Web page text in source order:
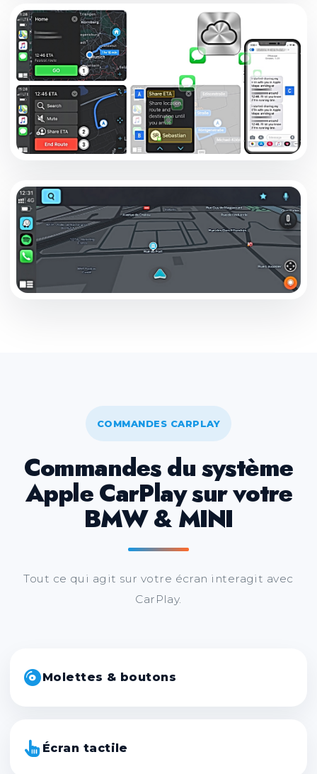
COMMANDES CARPLAY
Commandes du système
Apple CarPlay sur votre
BMW & MINI
Tout ce qui agit sur votre écran interagit avec
CarPlay.
Molettes & boutons
Écran tactile